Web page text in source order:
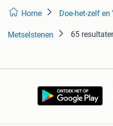
Home Doe-het-zelf en
Metselstenen 65